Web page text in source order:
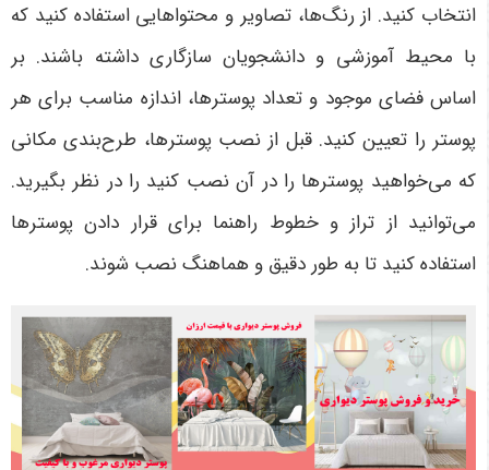
انتخاب کنید. از رنگ‌ها، تصاویر و محتواهایی استفاده کنید که
با محیط آموزشی و دانشجویان سازگاری داشته باشند. بر
اساس فضای موجود و تعداد پوسترها، اندازه مناسب برای هر
پوستر را تعیین کنید. قبل از نصب پوسترها، طرح‌بندی مکانی
که می‌خواهید پوسترها را در آن نصب کنید را در نظر بگیرید.
می‌توانید از تراز و خطوط راهنما برای قرار دادن پوسترها
استفاده کنید تا به طور دقیق و هماهنگ نصب شوند.